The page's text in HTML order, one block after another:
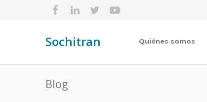
Sochitran Quiénes somos
Blog